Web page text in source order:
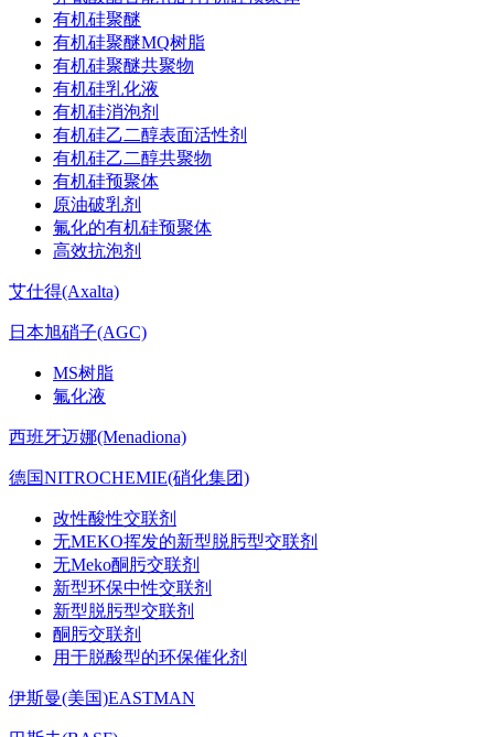
有机硅聚醚
有机硅聚醚MQ树脂
有机硅聚醚共聚物
有机硅乳化液
有机硅消泡剂
有机硅乙二醇表面活性剂
有机硅乙二醇共聚物
有机硅预聚体
原油破乳剂
氟化的有机硅预聚体
高效抗泡剂
艾仕得(Axalta)
日本旭硝子(AGC)
MS树脂
氟化液
西班牙迈娜(Menadiona)
德国NITROCHEMIE(硝化集团)
改性酸性交联剂
无MEKO挥发的新型脱肟型交联剂
无Meko酮肟交联剂
新型环保中性交联剂
新型脱肟型交联剂
酮肟交联剂
用于脱酸型的环保催化剂
伊斯曼(美国)EASTMAN